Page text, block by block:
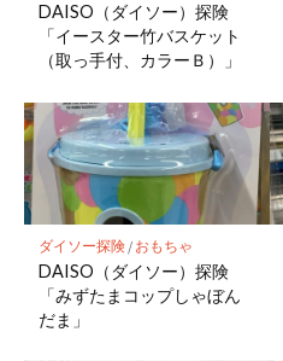
DAISO（ダイソー）探険
「イースター竹バスケット
（取っ手付、カラーＢ）」
ダイソー探険/ おもちゃ
DAISO（ダイソー）探険
「みずたまコップしゃぼん
だま」